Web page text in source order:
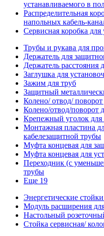
устанавливаемого в
Распределительная
напольных кабель-
Сервисная коробка
Трубы и рукава для
Держатель для
Держатель расстояния
Заглушка для
Зажим для труб
Защитный
Колено/ отвод/
Колено/отвод/поворот
Крепежный уголок для
Монтажная пластина
кабелезащитной трубы
Муфта концевая для
Муфта концевая для
Переходник (с
трубы
Еще 19
Энергетические
Модуль расширения
Настольный
Стойка сервисная/